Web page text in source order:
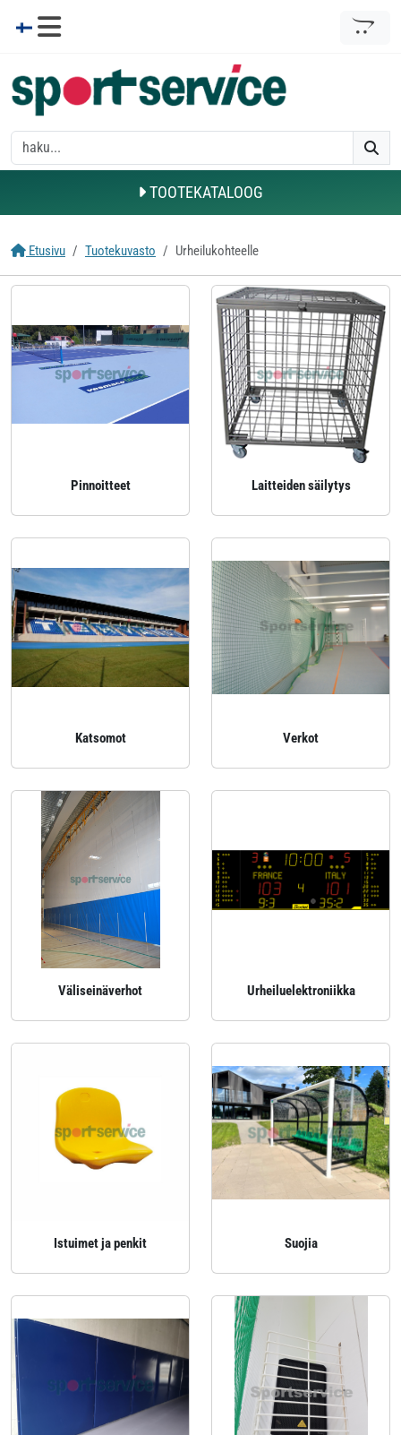
TOOTEKATALOOG
Etusivu Tuotekuvasto Urheilukohteelle
Pinnoitteet Laitteiden säilytys
Katsomot Verkot
Väliseinäverhot Urheiluelektroniikka
Istuimet ja penkit Suojia